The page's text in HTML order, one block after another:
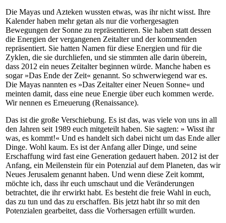
Die Mayas und Azteken wussten etwas, was ihr nicht wisst. Ihre
Kalender haben mehr getan als nur die vorhergesagten
Bewegungen der Sonne zu repräsentieren. Sie haben statt dessen
die Energien der vergangenen Zeitalter und der kommenden
repräsentiert. Sie hatten Namen für diese Energien und für die
Zyklen, die sie durchliefen, und sie stimmten alle darin überein,
dass 2012 ein neues Zeitalter beginnen würde. Manche haben es
sogar »Das Ende der Zeit« genannt. So schwerwiegend war es.
Die Mayas nannten es »Das Zeitalter einer Neuen Sonne« und
meinten damit, dass eine neue Energie über euch kommen werde.
Wir nennen es Erneuerung (Renaissance).
Das ist die große Verschiebung. Es ist das, was viele von uns in all
den Jahren seit 1989 euch mitgeteilt haben. Sie sagten: » Wisst ihr
was, es kommt!« Und es handelt sich dabei nicht um das Ende aller
Dinge. Wohl kaum. Es ist der Anfang aller Dinge, und seine
Erschaffung wird fast eine Generation gedauert haben. 2012 ist der
Anfang, ein Meilenstein für ein Potenzial auf dem Planeten, das wir
Neues Jerusalem genannt haben. Und wenn diese Zeit kommt,
möchte ich, dass ihr euch umschaut und die Veränderungen
betrachtet, die ihr erwirkt habt. Es besteht die freie Wahl in euch,
das zu tun und das zu erschaffen. Bis jetzt habt ihr so mit den
Potenzialen gearbeitet, dass die Vorhersagen erfüllt wurden.